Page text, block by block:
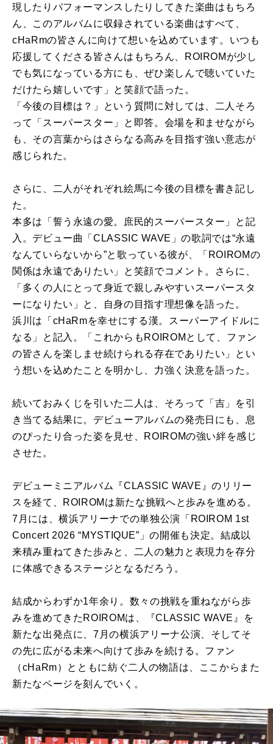
現したりパフォーマンスしたりしてきた楽曲はもちろ
ん、このアルバムに収録されている楽曲はすべて、
cHaRmの皆さんに向けて想いを込めています。いつも
応援してくださる皆さんはもちろん、ROIROMが少し
でも気になっている方にも、ぜひ楽しんで聴いていた
だけたら嬉しいです」と笑顔で語った。
「今後の目標は？」という質問に対しては、二人そろ
って「スーパースター」と即答。会場を和ませながら
も、その言葉からはさらなる高みを目指す強い意志が
感じられた。
さらに、二人がそれぞれ絵馬に今後の目標を書き記し
た。
本多は「誓う永遠の愛。庶民的スーパースター」と記
入。デビュー曲「CLASSIC WAVE」の歌詞では“永遠
なんていらないから”と歌っている彼が、「ROIROMの
関係は永遠でありたい」と笑顔でコメント。さらに、
「多くの人にとって身近で親しみやすいスーパースタ
ーになりたい」と、自身の目指す理想像を語った。
浜川は「cHaRmを幸せにする漢。スーパーアイドルに
なる」と記入。「これからもROIROMとして、ファン
の皆さんを楽しませ続けられる存在でありたい」とい
う想いを込めたことを明かし、力強く決意を語った。
続いておみくじを引いた二人は、そろって「吉」を引
き当てる結果に。デビューアルバムの発売日にも、息
のぴったり合った姿を見せ、ROIROMの強い絆を感じ
させた。
デビューミニアルバム『CLASSIC WAVE』のリリー
スを経て、ROIROMは新たな挑戦へと歩みを進める。
7月には、横浜アリーナでの単独公演「ROIROM 1st
Concert 2026 “MYSTIQUE”」の開催も決定。結成以
来積み重ねてきた歩みと、二人の魅力と表現力を存分
に体感できるステージとなるだろう。
結成からわずか1年余り。数々の挑戦を重ねながら歩
みを進めてきたROIROMは、『CLASSIC WAVE』を
新たな出発点に、7月の横浜アリーナ公演、そしてそ
の先に広がる未来へ向けて歩みを続ける。ファン
（cHaRm）とともに紡ぐ二人の物語は、ここからまた
新たなページを刻んでいく。